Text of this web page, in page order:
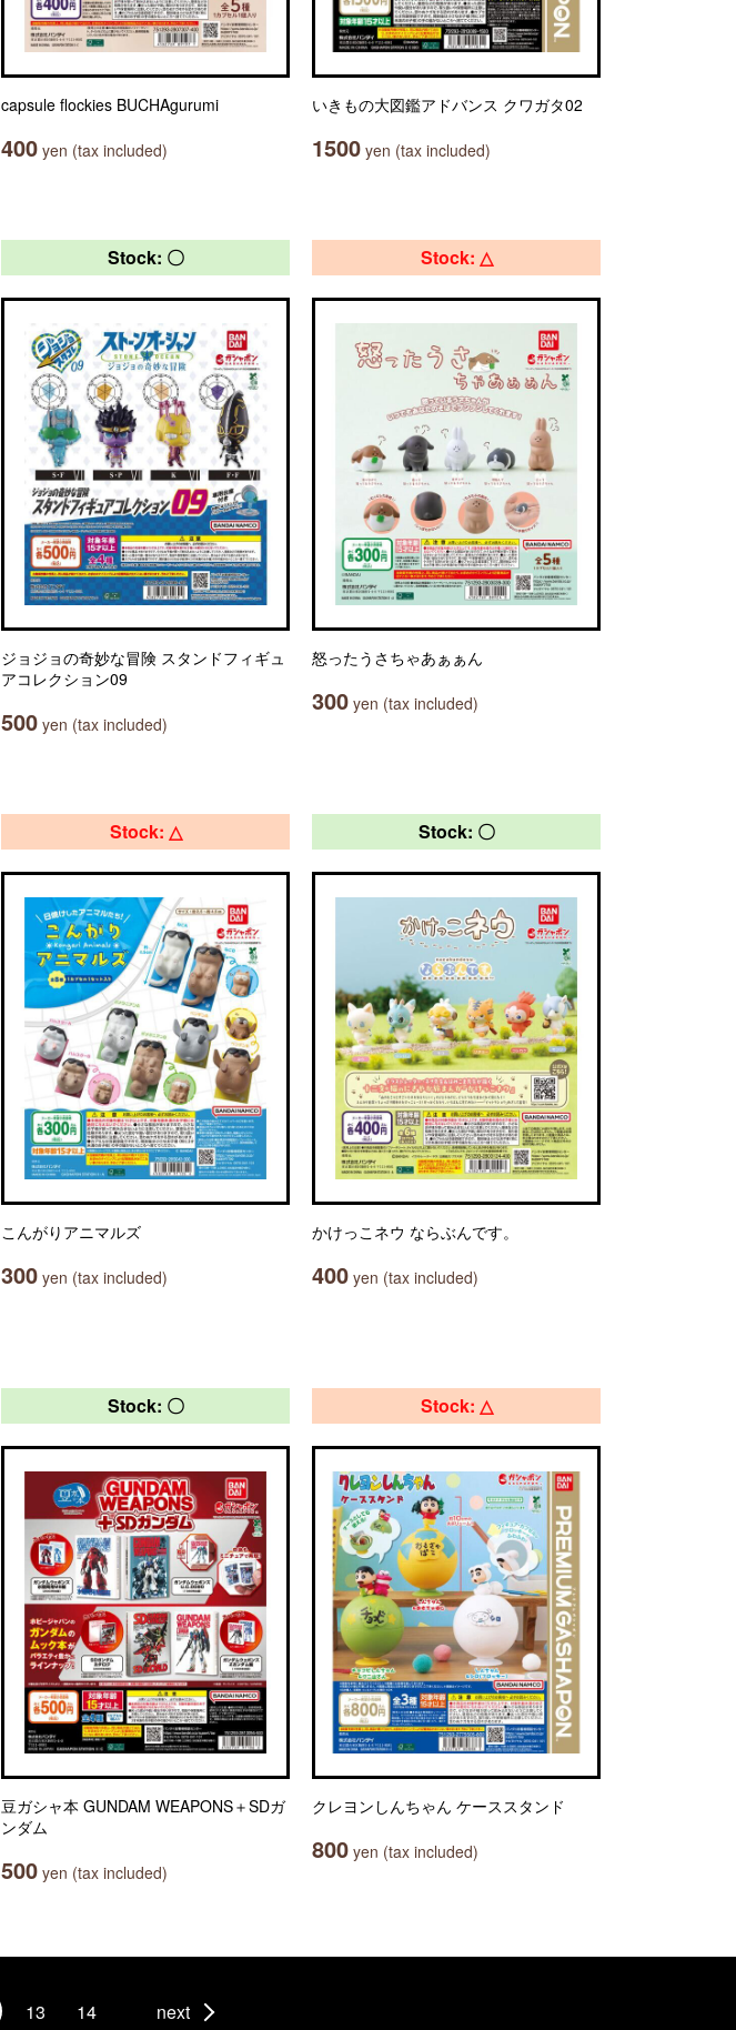
capsule flockies BUCHAgurumi
400 yen (tax included)
いきもの大図鑑アドバンス クワガタ02
1500 yen (tax included)
Stock: 〇
ジョジョの奇妙な冒険 スタンドフィギュ
アコレクション09
500 yen (tax included)
Stock: △
怒ったうさちゃあぁぁん
300 yen (tax included)
Stock: △
こんがりアニマルズ
300 yen (tax included)
Stock: 〇
かけっこネウ ならぶんです。
400 yen (tax included)
Stock: 〇
豆ガシャ本 GUNDAM WEAPONS＋SDガ
ンダム
500 yen (tax included)
Stock: △
クレヨンしんちゃん ケーススタンド
800 yen (tax included)
13 14 next